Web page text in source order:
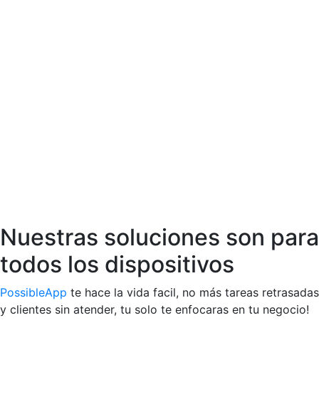
Nuestras soluciones son para
todos los dispositivos
PossibleApp te hace la vida facil, no más tareas retrasadas
y clientes sin atender, tu solo te enfocaras en tu negocio!